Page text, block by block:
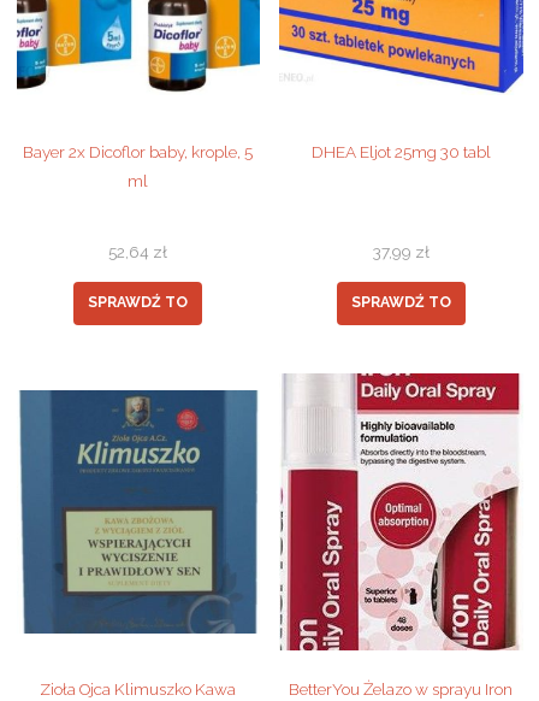
Bayer 2x Dicoflor baby, krople, 5
ml
52,64 zł
SPRAWDŹ TO
DHEA Eljot 25mg 30 tabl
37,99 zł
SPRAWDŹ TO
Zioła Ojca Klimuszko Kawa
BetterYou Żelazo w sprayu Iron